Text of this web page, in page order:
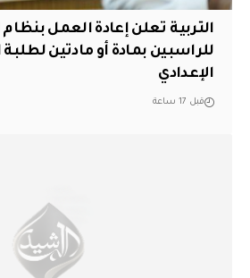
التربية تعلن إعادة العمل
للراسبين بمادة أو مادتين
الإعدادي
قبل 17 ساعة